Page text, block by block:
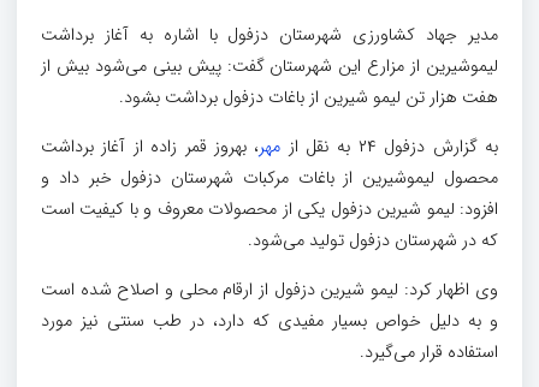
مدیر جهاد کشاورزی شهرستان دزفول با اشاره به آغاز برداشت
لیموشیرین از مزارع این شهرستان گفت: پیش بینی می‌شود بیش از
هفت هزار تن لیمو شیرین از باغات دزفول برداشت بشود.
به گزارش دزفول ۲۴ به نقل از
مهر، بهروز قمر زاده از آغاز برداشت
محصول لیموشیرین از باغات مرکبات شهرستان دزفول خبر داد و
افزود: لیمو شیرین دزفول یکی از محصولات معروف و با کیفیت است
که در شهرستان دزفول تولید می‌شود.
وی اظهار کرد: لیمو شیرین دزفول از ارقام محلی و اصلاح شده است
و به دلیل خواص بسیار مفیدی که دارد، در طب سنتی نیز مورد
استفاده قرار می‌گیرد.